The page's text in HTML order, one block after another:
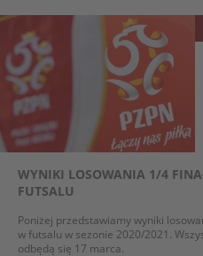
WYNIKI LOSOWANIA 1/4
FUTSALU
Poniżej przedstawiamy wyniki
w futsalu w sezonie 2020/2021.
odbędą się 17 marca.